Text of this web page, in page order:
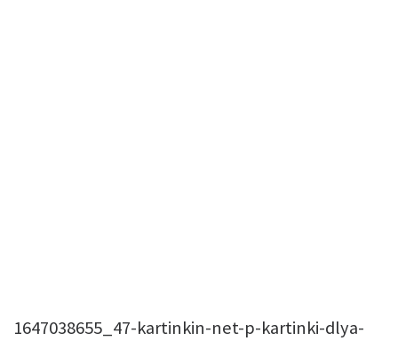
1647038655_47-kartinkin-net-p-kartinki-dlya-